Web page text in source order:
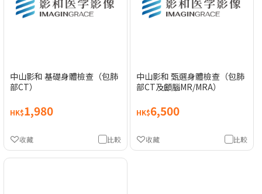
中山影和 基礎身體檢查（包肺
部CT）
HK$1,980
比較
收藏
中山影和 甄選身體檢查（包肺
部CT及顱腦MR/MRA）
HK$6,500
比較
收藏